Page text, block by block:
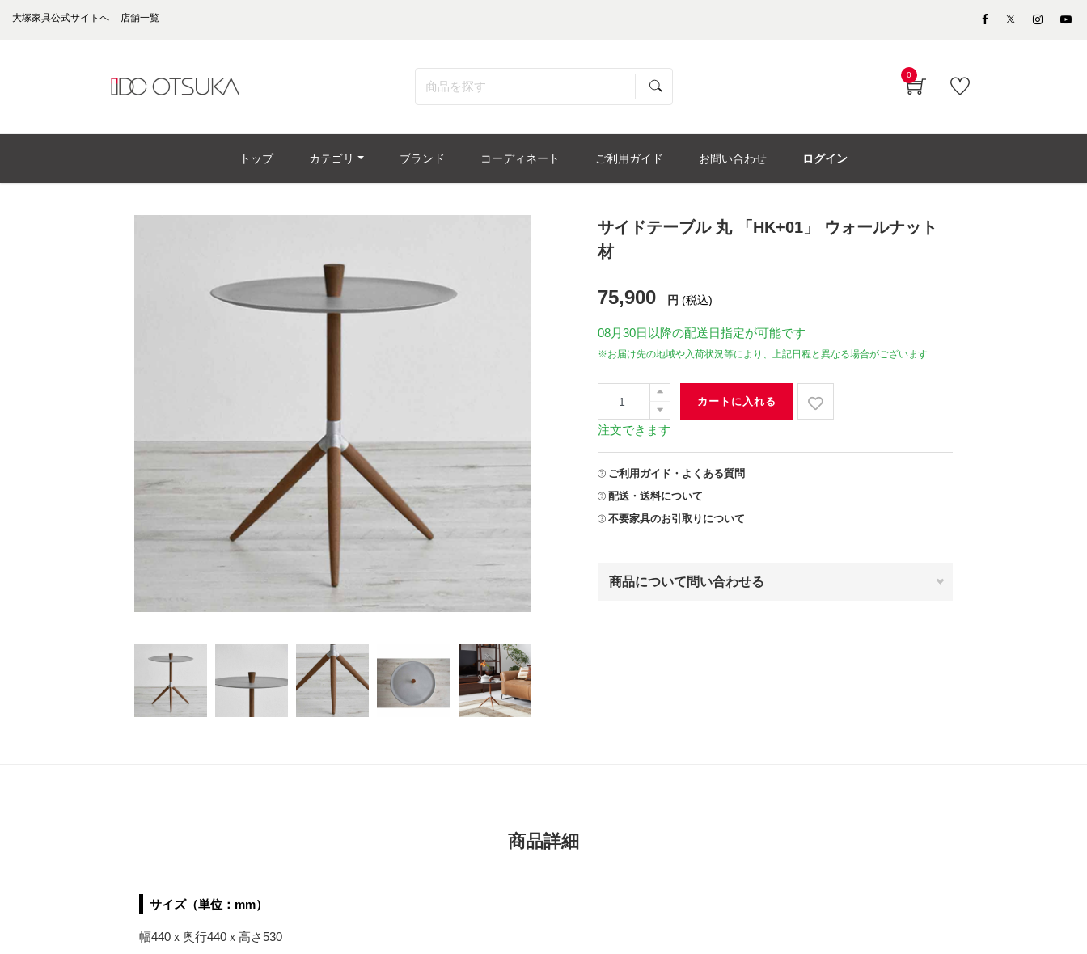
大塚家具公式サイトへ 店舗一覧
0
トップ カテゴリ ブランド コーディネート ご利用ガイド お問い合わせ ログイン
サイドテーブル 丸 「HK+01」 ウォールナット
材
75,900 円 (税込)
08月30日 以降の配送日指定が可能です
※お届け先の地域や入荷状況等により、上記日程と異なる場合がございます
カートに入れる
注文できます
ご利用ガイド・よくある質問
配送・送料について
不要家具のお引取りについて
商品について問い合わせる
商品詳細
サイズ（単位：mm）
幅440ｘ奥行440ｘ高さ530